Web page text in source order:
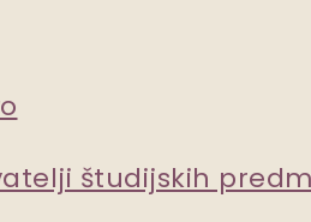
študijskih